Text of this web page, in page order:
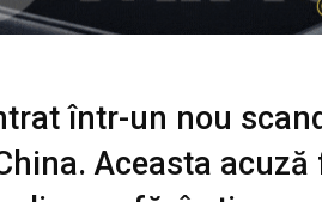
într-un nou
Aceasta